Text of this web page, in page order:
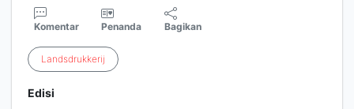
Komentar Penanda Bagikan
Landsdrukkerij
Edisi